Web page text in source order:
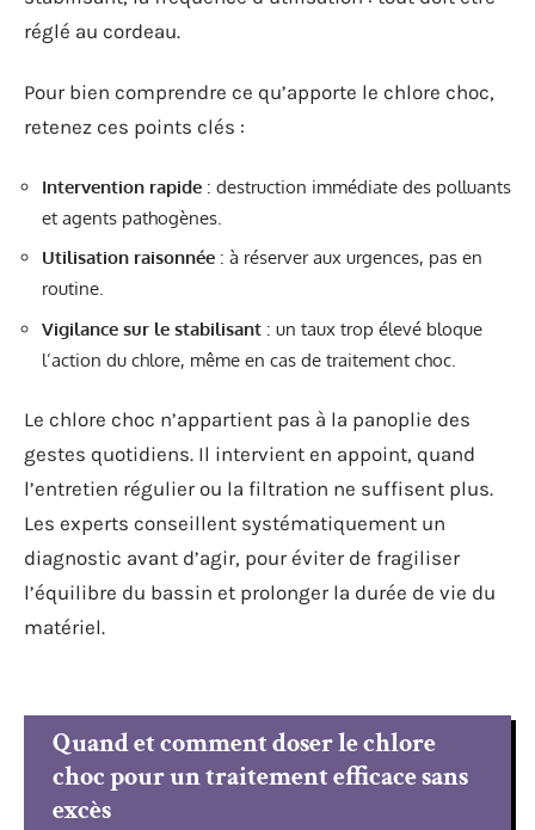
réglé au cordeau.
Pour bien comprendre ce qu’apporte le chlore choc,
retenez ces points clés :
Intervention rapide : destruction immédiate des polluants
et agents pathogènes.
Utilisation raisonnée : à réserver aux urgences, pas en
routine.
Vigilance sur le stabilisant : un taux trop élevé bloque
l’action du chlore, même en cas de traitement choc.
Le chlore choc n’appartient pas à la panoplie des
gestes quotidiens. Il intervient en appoint, quand
l’entretien régulier ou la filtration ne suffisent plus.
Les experts conseillent systématiquement un
diagnostic avant d’agir, pour éviter de fragiliser
l’équilibre du bassin et prolonger la durée de vie du
matériel.
Quand et comment doser le chlore
choc pour un traitement efficace sans
excès